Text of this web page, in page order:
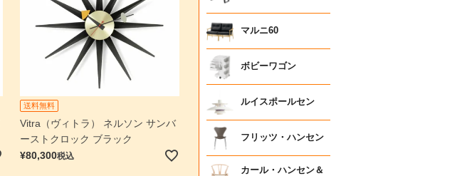
送料無料
Vitra（ヴィトラ） ネルソン サンバ
ーストクロック ブラック
¥80,300税込
マルニ60
ボビーワゴン
ルイスポールセン
フリッツ・ハンセン
カール・ハンセン＆